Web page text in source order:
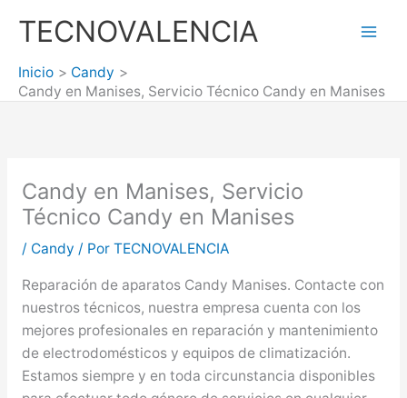
TECNOVALENCIA
Inicio
Candy
Candy en Manises, Servicio Técnico Candy en Manises
Candy en Manises, Servicio
Técnico Candy en Manises
/ Candy / Por TECNOVALENCIA
Reparación de aparatos Candy Manises. Contacte con
nuestros técnicos, nuestra empresa cuenta con los
mejores profesionales en reparación y mantenimiento
de electrodomésticos y equipos de climatización.
Estamos siempre y en toda circunstancia disponibles